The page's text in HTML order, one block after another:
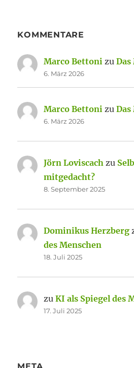
KOMMENTARE
Marco Bettoni zu
6. März 2026
Marco Bettoni zu
6. März 2026
Jörn Loviscach zu
mitgedacht?
8. September 2025
Dominikus Herzberg
des Menschen
18. Juli 2025
zuKI als Spiegel des
17. Juli 2025